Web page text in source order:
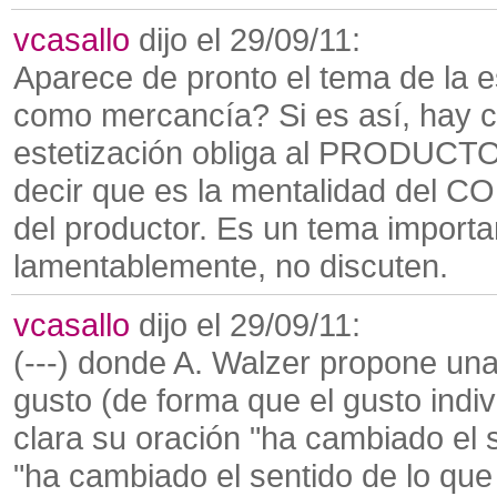
vcasallo dijo el 29/09/11:
Aparece de pronto el tema de la
como mercancía? Si es así, hay
estetización obliga al
decir que es la mentalidad del
del productor. Es un tema
lamentablemente, no discuten.
vcasallo dijo el 29/09/11:
(---) donde A. Walzer propone
gusto (de forma que el gusto
clara su oración "ha cambiado el
"ha cambiado el sentido de lo